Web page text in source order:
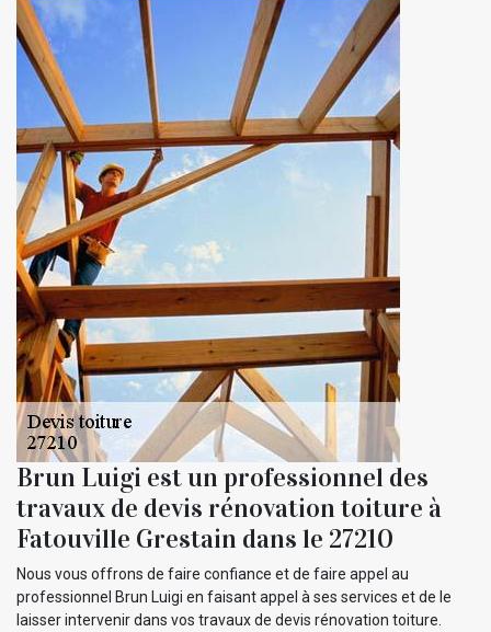
Brun Luigi est un professionnel des
travaux de devis rénovation toiture à
Fatouville Grestain dans le 27210
Nous vous offrons de faire confiance et de faire appel au
professionnel Brun Luigi en faisant appel à ses services et de le
laisser intervenir dans vos travaux de devis rénovation toiture.